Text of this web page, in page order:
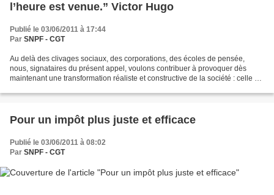
l’heure est venue.” Victor Hugo
Publié le 03/06/2011 à 17:44
Par SNPF - CGT
Au delà des clivages sociaux, des corporations, des écoles de pensée,
nous, signataires du présent appel, voulons contribuer à provoquer dès
maintenant une transformation réaliste et constructive de la société : celle du
Pour un impôt plus juste et efficace
Publié le 03/06/2011 à 08:02
Par SNPF - CGT